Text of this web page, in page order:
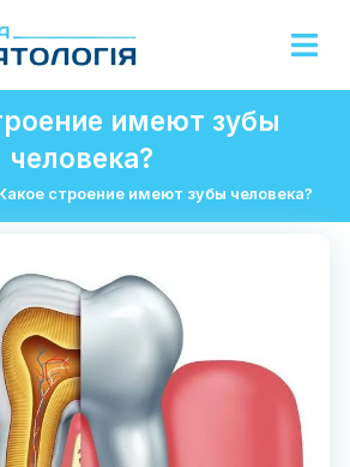
имеют зубы
человека?
строение имеют зубы человека?